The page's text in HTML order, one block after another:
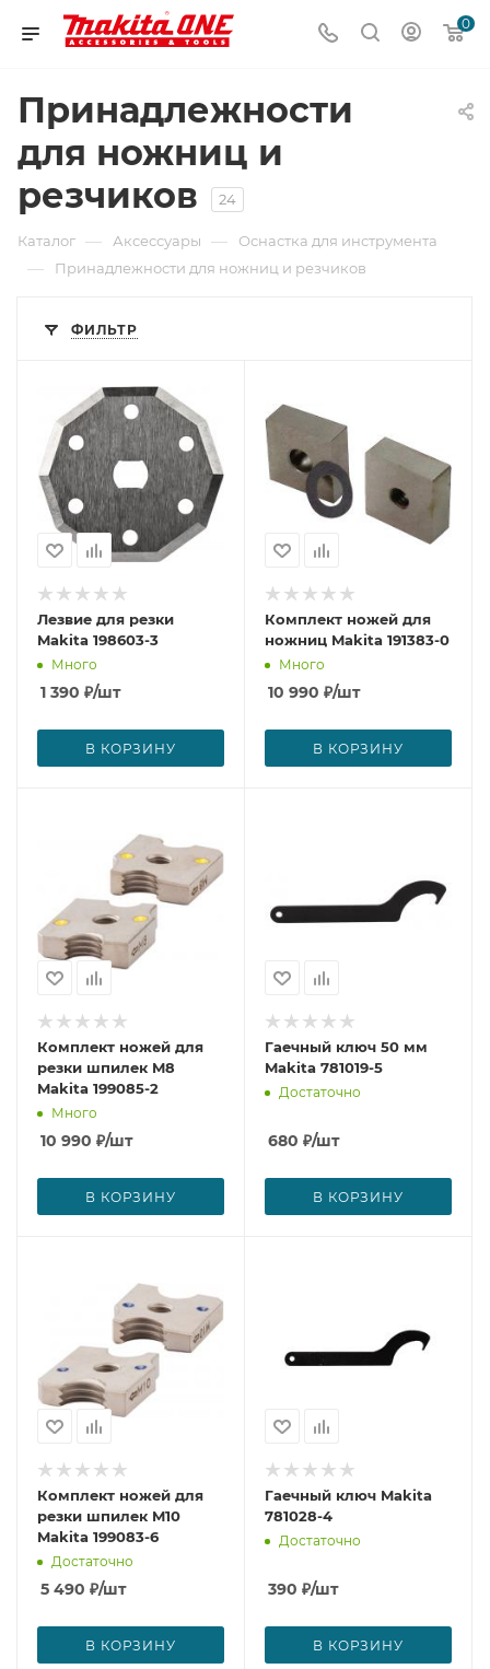
0
Принадлежности
для ножниц и
резчиков
24
Каталог — Аксессуары — Оснастка для инструмента
— Принадлежности для ножниц и резчиков
ФИЛЬТР
Лезвие для резки
Makita 198603-3
Много
1 390 ₽/шт
В КОРЗИНУ
Комплект ножей для
ножниц Makita 191383-0
Много
10 990 ₽/шт
В КОРЗИНУ
Комплект ножей для
резки шпилек M8
Makita 199085-2
Много
10 990 ₽/шт
В КОРЗИНУ
Гаечный ключ 50 мм
Makita 781019-5
Достаточно
680 ₽/шт
В КОРЗИНУ
Комплект ножей для
резки шпилек M10
Makita 199083-6
Достаточно
5 490 ₽/шт
В КОРЗИНУ
Гаечный ключ Makita
781028-4
Достаточно
390 ₽/шт
В КОРЗИНУ